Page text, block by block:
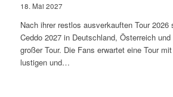
18. Mai 2027
Nach ihrer restlos ausverkauften Tour 2026
Ceddo 2027 in Deutschland, Österreich
großer Tour. Die Fans erwartet eine Tour
lustigen und…